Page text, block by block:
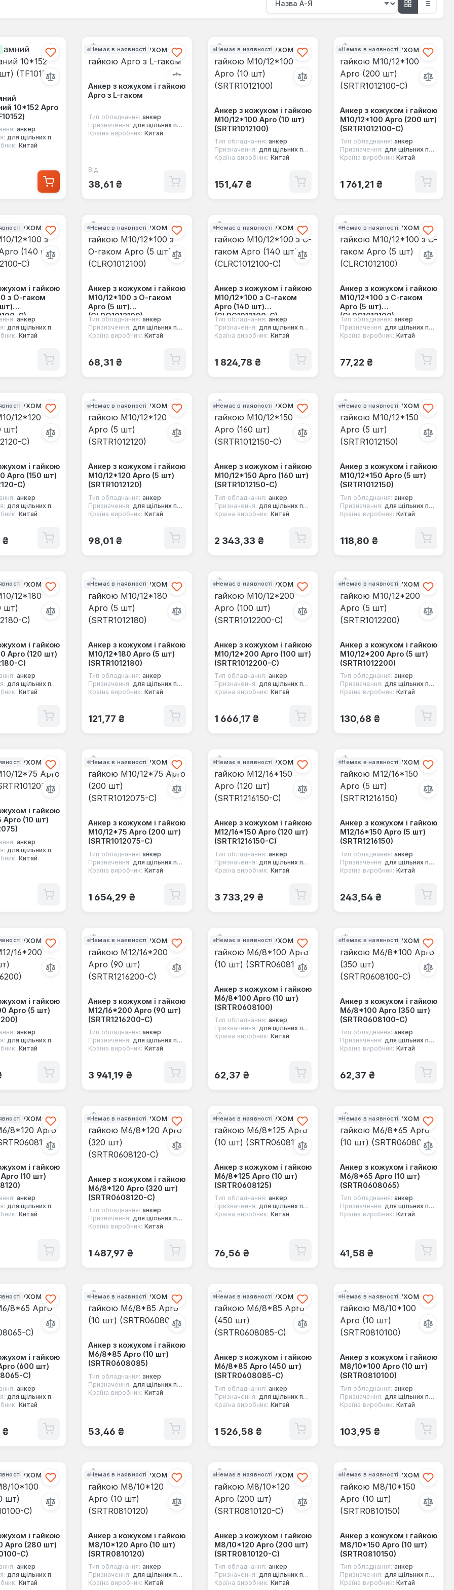
10*152 Apro
анкер
для щільних повнотілих основ
Китай
Немає в наявності
Анкер з кожухом і гайкою
Apro з L-гаком
Тип обладнання: анкер
Призначення: для щільних повнотілих основ
Країна виробник: Китай
Звичайна ціна:
Від
38,61 ₴
Немає в наявності
Анкер з кожухом і гайкою
М10/12*100 Apro (10 шт)
(SRTR1012100)
Тип обладнання: анкер
Призначення: для щільних повнотілих основ
Країна виробник: Китай
Звичайна ціна:
151,47 ₴
Немає в наявності
Анкер з кожухом і гайкою
М10/12*100 Apro (200 шт)
(SRTR1012100-C)
Тип обладнання: анкер
Призначення: для щільних повнотілих основ
Країна виробник: Китай
Звичайна ціна:
1 761,21 ₴
і гайкою
з О-гаком
C)
анкер
для щільних повнотілих основ
Китай
Немає в наявності
Анкер з кожухом і гайкою
М10/12*100 з О-гаком
Apro (5 шт)
(CLRO1012100)
Тип обладнання: анкер
Призначення: для щільних повнотілих основ
Країна виробник: Китай
Звичайна ціна:
68,31 ₴
Немає в наявності
Анкер з кожухом і гайкою
М10/12*100 з С-гаком
Apro (140 шт)
(CLRC1012100-C)
Тип обладнання: анкер
Призначення: для щільних повнотілих основ
Країна виробник: Китай
Звичайна ціна:
1 824,78 ₴
Немає в наявності
Анкер з кожухом і гайкою
М10/12*100 з С-гаком
Apro (5 шт)
(CLRC1012100)
Тип обладнання: анкер
Призначення: для щільних повнотілих основ
Країна виробник: Китай
Звичайна ціна:
77,22 ₴
і гайкою
Apro (150 шт)
C)
анкер
для щільних повнотілих основ
Китай
₴
Немає в наявності
Анкер з кожухом і гайкою
М10/12*120 Apro (5 шт)
(SRTR1012120)
Тип обладнання: анкер
Призначення: для щільних повнотілих основ
Країна виробник: Китай
Звичайна ціна:
98,01 ₴
Немає в наявності
Анкер з кожухом і гайкою
М10/12*150 Apro (160 шт)
(SRTR1012150-C)
Тип обладнання: анкер
Призначення: для щільних повнотілих основ
Країна виробник: Китай
Звичайна ціна:
2 343,33 ₴
Немає в наявності
Анкер з кожухом і гайкою
М10/12*150 Apro (5 шт)
(SRTR1012150)
Тип обладнання: анкер
Призначення: для щільних повнотілих основ
Країна виробник: Китай
Звичайна ціна:
118,80 ₴
і гайкою
Apro (120 шт)
C)
анкер
для щільних повнотілих основ
Китай
Немає в наявності
Анкер з кожухом і гайкою
М10/12*180 Apro (5 шт)
(SRTR1012180)
Тип обладнання: анкер
Призначення: для щільних повнотілих основ
Країна виробник: Китай
Звичайна ціна:
121,77 ₴
Немає в наявності
Анкер з кожухом і гайкою
М10/12*200 Apro (100 шт)
(SRTR1012200-C)
Тип обладнання: анкер
Призначення: для щільних повнотілих основ
Країна виробник: Китай
Звичайна ціна:
1 666,17 ₴
Немає в наявності
Анкер з кожухом і гайкою
М10/12*200 Apro (5 шт)
(SRTR1012200)
Тип обладнання: анкер
Призначення: для щільних повнотілих основ
Країна виробник: Китай
Звичайна ціна:
130,68 ₴
і гайкою
Apro (10 шт)
анкер
для щільних повнотілих основ
Китай
Немає в наявності
Анкер з кожухом і гайкою
М10/12*75 Apro (200 шт)
(SRTR1012075-C)
Тип обладнання: анкер
Призначення: для щільних повнотілих основ
Країна виробник: Китай
Звичайна ціна:
1 654,29 ₴
Немає в наявності
Анкер з кожухом і гайкою
М12/16*150 Apro (120 шт)
(SRTR1216150-C)
Тип обладнання: анкер
Призначення: для щільних повнотілих основ
Країна виробник: Китай
Звичайна ціна:
3 733,29 ₴
Немає в наявності
Анкер з кожухом і гайкою
М12/16*150 Apro (5 шт)
(SRTR1216150)
Тип обладнання: анкер
Призначення: для щільних повнотілих основ
Країна виробник: Китай
Звичайна ціна:
243,54 ₴
і гайкою
Apro (5 шт)
анкер
для щільних повнотілих основ
Китай
Немає в наявності
Анкер з кожухом і гайкою
М12/16*200 Apro (90 шт)
(SRTR1216200-C)
Тип обладнання: анкер
Призначення: для щільних повнотілих основ
Країна виробник: Китай
Звичайна ціна:
3 941,19 ₴
Немає в наявності
Анкер з кожухом і гайкою
М6/8*100 Apro (10 шт)
(SRTR0608100)
Тип обладнання: анкер
Призначення: для щільних повнотілих основ
Країна виробник: Китай
Звичайна ціна:
62,37 ₴
Немає в наявності
Анкер з кожухом і гайкою
М6/8*100 Apro (350 шт)
(SRTR0608100-C)
Тип обладнання: анкер
Призначення: для щільних повнотілих основ
Країна виробник: Китай
Звичайна ціна:
62,37 ₴
і гайкою
(10 шт)
анкер
для щільних повнотілих основ
Китай
Немає в наявності
Анкер з кожухом і гайкою
М6/8*120 Apro (320 шт)
(SRTR0608120-C)
Тип обладнання: анкер
Призначення: для щільних повнотілих основ
Країна виробник: Китай
Звичайна ціна:
1 487,97 ₴
Немає в наявності
Анкер з кожухом і гайкою
М6/8*125 Apro (10 шт)
(SRTR0608125)
Тип обладнання: анкер
Призначення: для щільних повнотілих основ
Країна виробник: Китай
Звичайна ціна:
76,56 ₴
Немає в наявності
Анкер з кожухом і гайкою
М6/8*65 Apro (10 шт)
(SRTR0608065)
Тип обладнання: анкер
Призначення: для щільних повнотілих основ
Країна виробник: Китай
Звичайна ціна:
41,58 ₴
і гайкою
(600 шт)
C)
анкер
для щільних повнотілих основ
Китай
₴
Немає в наявності
Анкер з кожухом і гайкою
М6/8*85 Apro (10 шт)
(SRTR0608085)
Тип обладнання: анкер
Призначення: для щільних повнотілих основ
Країна виробник: Китай
Звичайна ціна:
53,46 ₴
Немає в наявності
Анкер з кожухом і гайкою
М6/8*85 Apro (450 шт)
(SRTR0608085-C)
Тип обладнання: анкер
Призначення: для щільних повнотілих основ
Країна виробник: Китай
Звичайна ціна:
1 526,58 ₴
Немає в наявності
Анкер з кожухом і гайкою
М8/10*100 Apro (10 шт)
(SRTR0810100)
Тип обладнання: анкер
Призначення: для щільних повнотілих основ
Країна виробник: Китай
Звичайна ціна:
103,95 ₴
і гайкою
Apro (280 шт)
C)
анкер
для щільних повнотілих основ
Китай
Немає в наявності
Анкер з кожухом і гайкою
М8/10*120 Apro (10 шт)
(SRTR0810120)
Тип обладнання: анкер
Призначення: для щільних повнотілих основ
Країна виробник: Китай
Немає в наявності
Анкер з кожухом і гайкою
М8/10*120 Apro (200 шт)
(SRTR0810120-C)
Тип обладнання: анкер
Призначення: для щільних повнотілих основ
Країна виробник: Китай
Немає в наявності
Анкер з кожухом і гайкою
М8/10*150 Apro (10 шт)
(SRTR0810150)
Тип обладнання: анкер
Призначення: для щільних повнотілих основ
Країна виробник: Китай